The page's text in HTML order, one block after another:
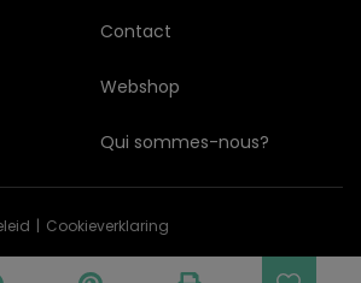
Contact
Webshop
Qui sommes-nous?
Cookieverklaring